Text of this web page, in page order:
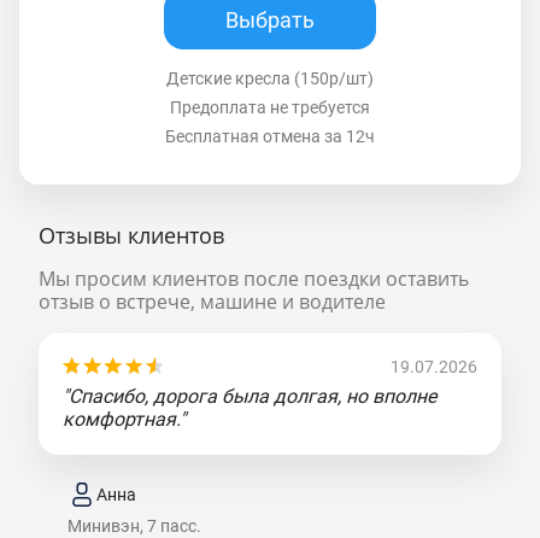
Выбрать
Детские кресла (150р/шт)
Предоплата не требуется
Бесплатная отмена за 12ч
Отзывы клиентов
Мы просим клиентов после поездки оставить
отзыв о встрече, машине и водителе
19.07.2026
"Спасибо, дорога была долгая, но вполне
комфортная."
Анна
Минивэн, 7 пасс.